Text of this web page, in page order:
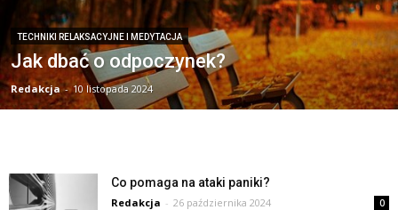
TECHNIKI RELAKSACYJNE I MEDYTACJA
Jak dbać o odpoczynek?
Redakcja - 10 listopada 2024
Co pomaga na ataki paniki?
Redakcja - 26 października 2024 0